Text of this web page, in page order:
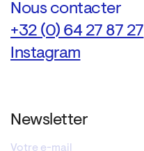
Nous contacter
+32 (0) 64 27 87 27
Instagram
Newsletter